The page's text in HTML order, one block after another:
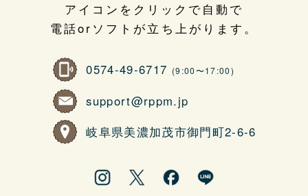
アイコンをクリックで自動で
電話orソフトが立ち上がります。
0574-49-6717 (9:00〜17:00)
support@rppm.jp
岐阜県美濃加茂市御門町2-6-6